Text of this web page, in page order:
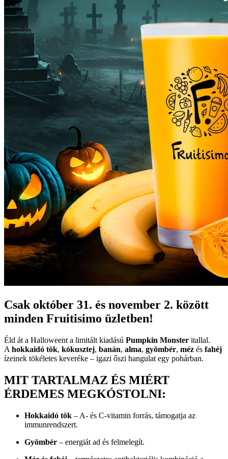
Csak október 31. és november 2. között
minden Fruitisimo üzletben!
Éld át a Halloweent a limitált kiadású Pumpkin Monster itallal.
A hokkaidó tök, kókusztej, banán, alma, gyömbér, méz és fahéj
ízeinek tökéletes keveréke – igazi őszi hangulat egy pohárban.
MIT TARTALMAZ ÉS MIÉRT
ÉRDEMES MEGKÓSTOLNI:
Hokkaidó tök – A- és C-vitamin forrás, támogatja az
immunrendszert.
Gyömbér – energiát ad és felmelegít.